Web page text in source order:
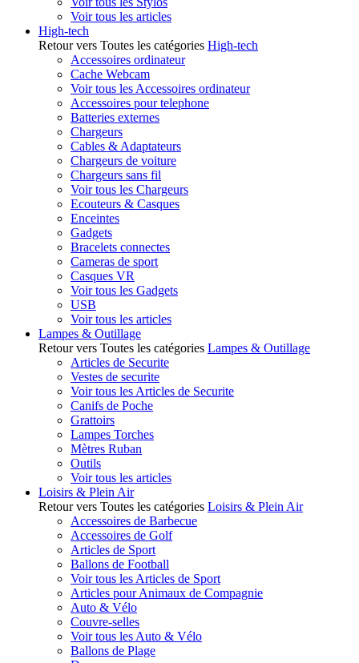
Voir tous les articles
High-tech
Retour vers Toutes les catégories High-tech
Accessoires ordinateur
Cache Webcam
Voir tous les Accessoires ordinateur
Accessoires pour telephone
Batteries externes
Chargeurs
Cables & Adaptateurs
Chargeurs de voiture
Chargeurs sans fil
Voir tous les Chargeurs
Ecouteurs & Casques
Enceintes
Gadgets
Bracelets connectes
Cameras de sport
Casques VR
Voir tous les Gadgets
USB
Voir tous les articles
Lampes & Outillage
Retour vers Toutes les catégories Lampes & Outillage
Articles de Securite
Vestes de securite
Voir tous les Articles de Securite
Canifs de Poche
Grattoirs
Lampes Torches
Mètres Ruban
Outils
Voir tous les articles
Loisirs & Plein Air
Retour vers Toutes les catégories Loisirs & Plein Air
Accessoires de Barbecue
Accessoires de Golf
Articles de Sport
Ballons de Football
Voir tous les Articles de Sport
Articles pour Animaux de Compagnie
Auto & Vélo
Couvre-selles
Voir tous les Auto & Vélo
Ballons de Plage